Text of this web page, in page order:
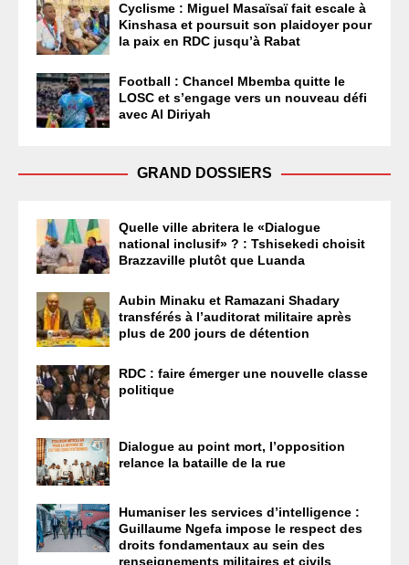
Cyclisme : Miguel Masaïsaï fait escale à
Kinshasa et poursuit son plaidoyer pour
la paix en RDC jusqu’à Rabat
Football : Chancel Mbemba quitte le
LOSC et s’engage vers un nouveau défi
avec Al Diriyah
GRAND DOSSIERS
Quelle ville abritera le «Dialogue
national inclusif» ? : Tshisekedi choisit
Brazzaville plutôt que Luanda
Aubin Minaku et Ramazani Shadary
transférés à l’auditorat militaire après
plus de 200 jours de détention
RDC : faire émerger une nouvelle classe
politique
Dialogue au point mort, l’opposition
relance la bataille de la rue
Humaniser les services d’intelligence :
Guillaume Ngefa impose le respect des
droits fondamentaux au sein des
renseignements militaires et civils